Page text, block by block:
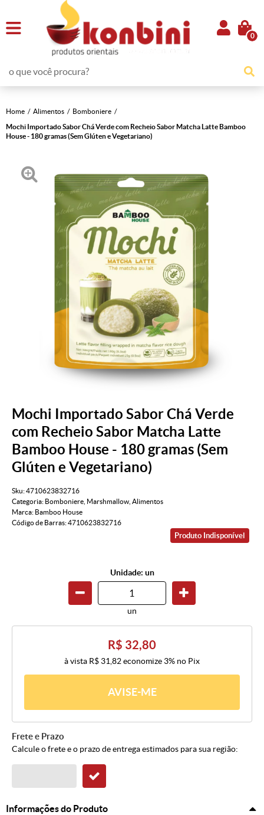
0
Home Alimentos
Bomboniere
Mochi Importado Sabor Chá Verde com Recheio Sabor Matcha Latte Bamboo
House - 180 gramas (Sem Glúten e Vegetariano)
Mochi Importado Sabor Chá Verde
com Recheio Sabor Matcha Latte
Bamboo House - 180 gramas (Sem
Glúten e Vegetariano)
Sku:4710623832716
Categoria: Bomboniere Marshmallow Alimentos
Marca: Bamboo House
Código de Barras:4710623832716
Produto Indisponível
Unidade: un
un
R$ 32,80
à vista R$ 31,82economize 3% no Pix
AVISE-ME
Frete e Prazo
Calcule o frete e o prazo de entrega estimados para sua região:
Informações do Produto